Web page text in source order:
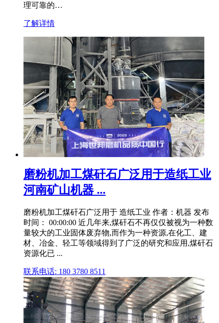
理可靠的…
了解详情
磨粉机加工煤矸石广泛用于造纸工业
河南矿山机器 ...
磨粉机加工煤矸石广泛用于 造纸工业 作者：机器 发布
时间： 00:00:00 近几年来,煤矸石不再仅仅被视为一种数
量较大的工业固体废弃物,而作为一种资源,在化工、建
材、冶金、轻工等领域得到了广泛的研究和应用,煤矸石
资源化已 ...
联系电话: 180 3780 8511